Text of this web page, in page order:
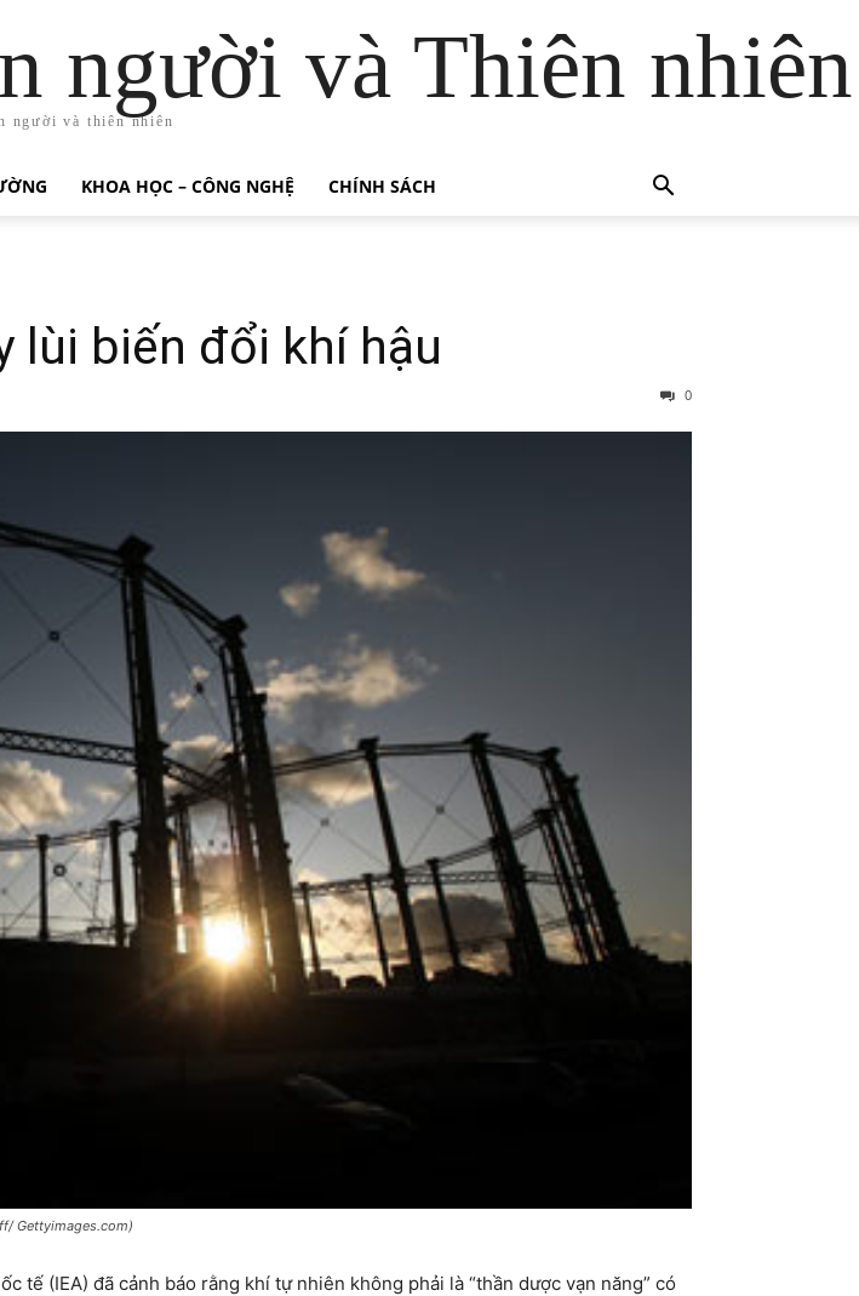
người và Thiên nhiên
người và thiên nhiên
KHOA HỌC – CÔNG NGHỆ CHÍNH SÁCH
lùi biến đổi khí hậu
0
Gettyimages.com)
tế (IEA) đã cảnh báo rằng khí tự nhiên không phải là “thần dược vạn năng” có